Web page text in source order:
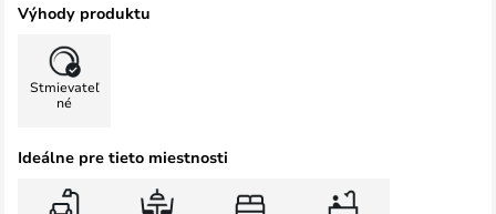
Výhody produktu
Stmievateľ
né
Ideálne pre tieto miestnosti